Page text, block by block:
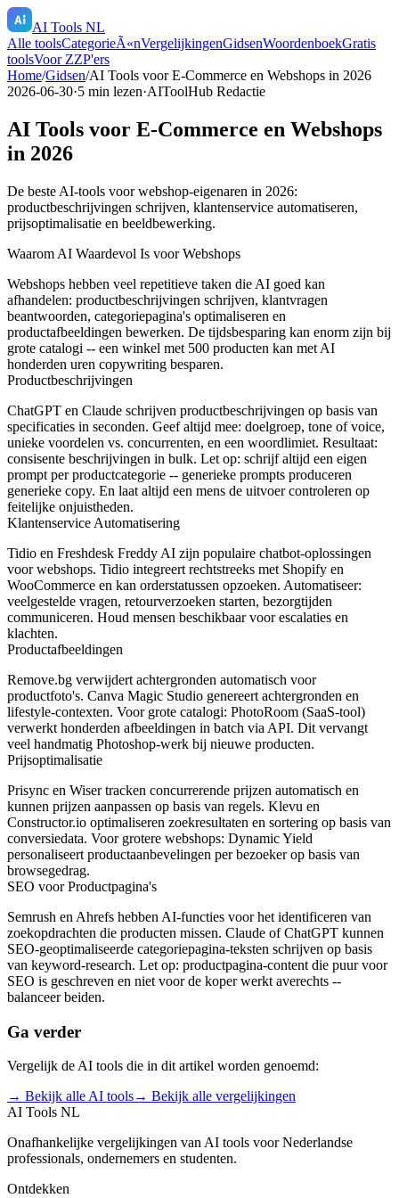
AI Tools NL
Alle toolsCategorieÃ«nVergelijkingenGidsenWoordenboekGratis
toolsVoor ZZP'ers
Home/Gidsen/AI Tools voor E-Commerce en Webshops in 2026
2026-06-30·5 min lezen·AIToolHub Redactie
AI Tools voor E-Commerce en Webshops
in 2026
De beste AI-tools voor webshop-eigenaren in 2026:
productbeschrijvingen schrijven, klantenservice automatiseren,
prijsoptimalisatie en beeldbewerking.
Waarom AI Waardevol Is voor Webshops
Webshops hebben veel repetitieve taken die AI goed kan
afhandelen: productbeschrijvingen schrijven, klantvragen
beantwoorden, categoriepagina's optimaliseren en
productafbeeldingen bewerken. De tijdsbesparing kan enorm zijn bij
grote catalogi -- een winkel met 500 producten kan met AI
honderden uren copywriting besparen.
Productbeschrijvingen
ChatGPT en Claude schrijven productbeschrijvingen op basis van
specificaties in seconden. Geef altijd mee: doelgroep, tone of voice,
unieke voordelen vs. concurrenten, en een woordlimiet. Resultaat:
consisente beschrijvingen in bulk. Let op: schrijf altijd een eigen
prompt per productcategorie -- generieke prompts produceren
generieke copy. En laat altijd een mens de uitvoer controleren op
feitelijke onjuistheden.
Klantenservice Automatisering
Tidio en Freshdesk Freddy AI zijn populaire chatbot-oplossingen
voor webshops. Tidio integreert rechtstreeks met Shopify en
WooCommerce en kan orderstatussen opzoeken. Automatiseer:
veelgestelde vragen, retourverzoeken starten, bezorgtijden
communiceren. Houd mensen beschikbaar voor escalaties en
klachten.
Productafbeeldingen
Remove.bg verwijdert achtergronden automatisch voor
productfoto's. Canva Magic Studio genereert achtergronden en
lifestyle-contexten. Voor grote catalogi: PhotoRoom (SaaS-tool)
verwerkt honderden afbeeldingen in batch via API. Dit vervangt
veel handmatig Photoshop-werk bij nieuwe producten.
Prijsoptimalisatie
Prisync en Wiser tracken concurrerende prijzen automatisch en
kunnen prijzen aanpassen op basis van regels. Klevu en
Constructor.io optimaliseren zoekresultaten en sortering op basis van
conversiedata. Voor grotere webshops: Dynamic Yield
personaliseert productaanbevelingen per bezoeker op basis van
browsegedrag.
SEO voor Productpagina's
Semrush en Ahrefs hebben AI-functies voor het identificeren van
zoekopdrachten die producten missen. Claude of ChatGPT kunnen
SEO-geoptimaliseerde categoriepagina-teksten schrijven op basis
van keyword-research. Let op: productpagina-content die puur voor
SEO is geschreven en niet voor de koper werkt averechts --
balanceer beiden.
Ga verder
Vergelijk de AI tools die in dit artikel worden genoemd:
→ Bekijk alle AI tools→ Bekijk alle vergelijkingen
AI Tools NL
Onafhankelijke vergelijkingen van AI tools voor Nederlandse
professionals, ondernemers en studenten.
Ontdekken